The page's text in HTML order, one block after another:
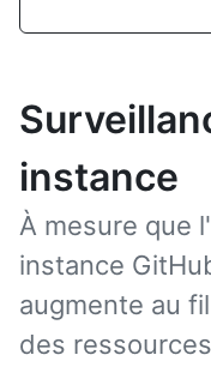
instance
À mesure que
instance
augmente au
des